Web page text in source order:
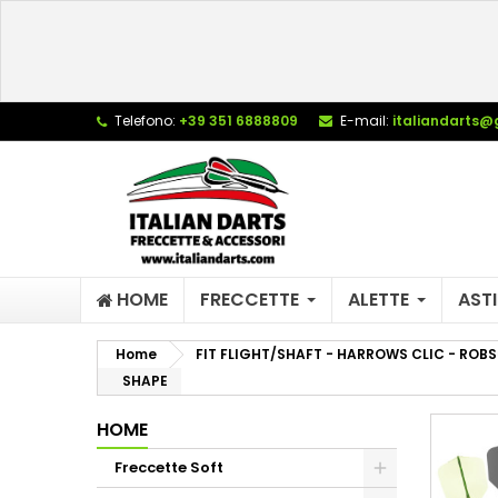
Telefono: +39 351 6888809 E-mail:
HOME FRECCETTE ALETTE
Home FIT FLIGHT/SHAFT - HARROWS CLIC -
SHAPE
HOME
Freccette Soft
add_circle_outline